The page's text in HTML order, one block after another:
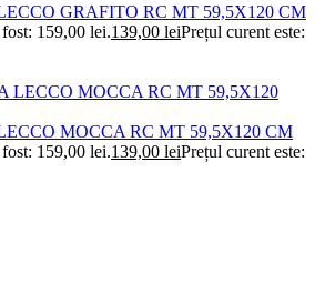
GRAFITO RC MT 59,5X120 CM
159,00 lei.139,00 leiPrețul curent este:
MOCCA RC MT 59,5X120 CM
159,00 lei.139,00 leiPrețul curent este: